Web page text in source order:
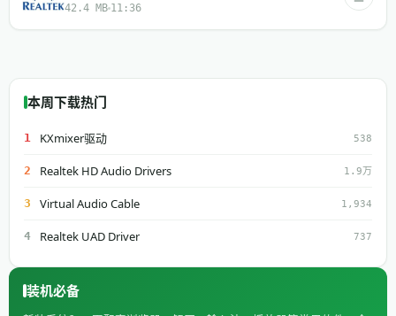
42.4 MB 11:36
本周下载热门
1 KXmixer驱动 538
2 Realtek HD Audio Drivers 1.9万
3 Virtual Audio Cable 1,934
4 Realtek UAD Driver 737
装机必备